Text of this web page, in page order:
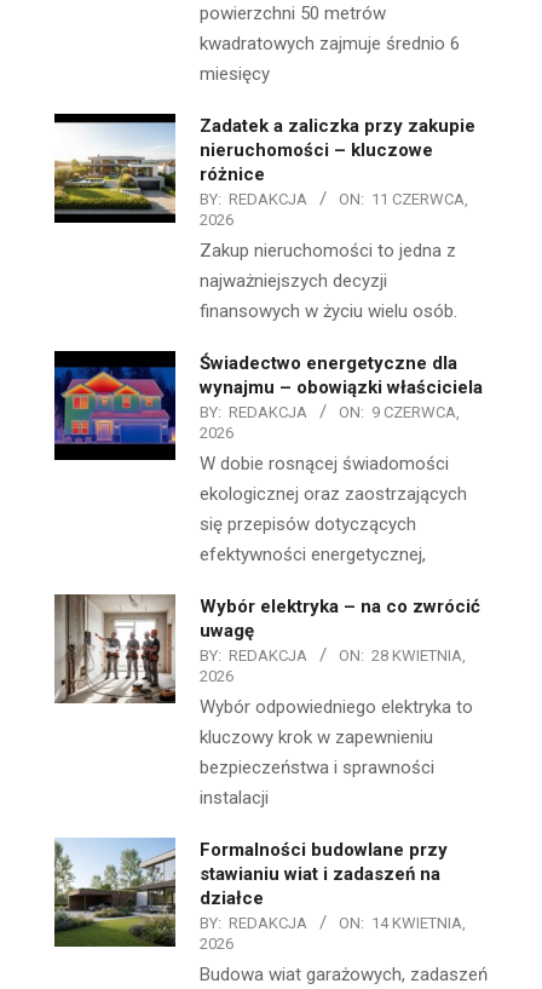
powierzchni 50 metrów
kwadratowych zajmuje średnio 6
miesięcy
Zadatek a zaliczka przy zakupie
nieruchomości – kluczowe
różnice
BY: REDAKCJA ON: 11 CZERWCA,
2026
Zakup nieruchomości to jedna z
najważniejszych decyzji
finansowych w życiu wielu osób.
Świadectwo energetyczne dla
wynajmu – obowiązki właściciela
BY: REDAKCJA ON: 9 CZERWCA,
2026
W dobie rosnącej świadomości
ekologicznej oraz zaostrzających
się przepisów dotyczących
efektywności energetycznej,
Wybór elektryka – na co zwrócić
uwagę
BY: REDAKCJA ON: 28 KWIETNIA,
2026
Wybór odpowiedniego elektryka to
kluczowy krok w zapewnieniu
bezpieczeństwa i sprawności
instalacji
Formalności budowlane przy
stawianiu wiat i zadaszeń na
działce
BY: REDAKCJA ON: 14 KWIETNIA,
2026
Budowa wiat garażowych, zadaszeń